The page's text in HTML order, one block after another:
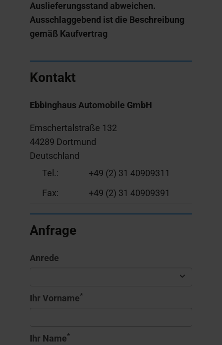
Auslieferungsstand abweichen.
Ausschlaggebend ist die Beschreibung
gemäß Kaufvertrag
Kontakt
Ebbinghaus Automobile GmbH
Emschertalstraße 132
44289 Dortmund
Deutschland
Tel.:
+49 (2) 31 40909311
Fax:
+49 (2) 31 40909391
Anfrage
Anrede
Ihr Vorname*
Ihr Name*